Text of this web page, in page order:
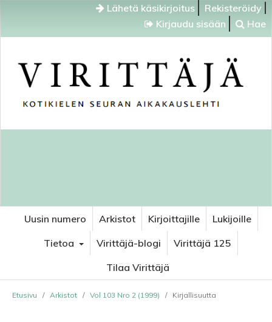
Lähetä käsikirjoitus
Rekisteröidy
Kirjaudu sisään
Hae
Uusin numero Arkistot Kirjoittajille
Lukijoille
Tietoa
Virittäjä-blogi
Virittäjä 125
Tilaa Virittäjä
Etusivu / Arkistot / Vol 103 Nro 2 (1999) / Kirjallisuutta